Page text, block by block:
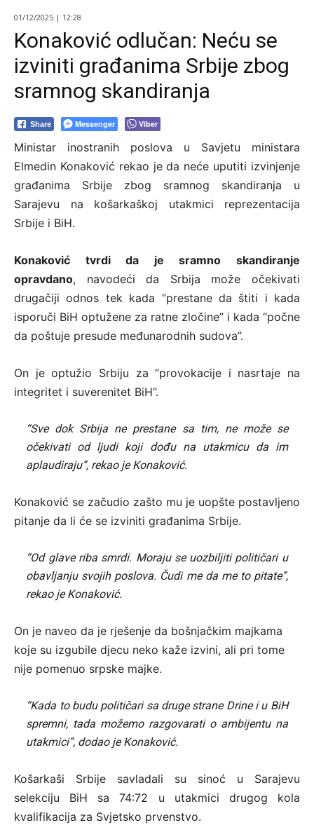
01/12/2025 | 12:28
Konaković odlučan: Neću se
izviniti građanima Srbije zbog
sramnog skandiranja
Share Messenger Viber
Ministar inostranih poslova u Savjetu ministara
Elmedin Konaković rekao je da neće uputiti izvinjenje
građanima Srbije zbog sramnog skandiranja u
Sarajevu na košarkaškoj utakmici reprezentacija
Srbije i BiH.
Konaković tvrdi da je sramno skandiranje
opravdano, navodeći da Srbija može očekivati
drugačiji odnos tek kada “prestane da štiti i kada
isporuči BiH optužene za ratne zločine” i kada “počne
da poštuje presude međunarodnih sudova”.
On je optužio Srbiju za “provokacije i nasrtaje na
integritet i suverenitet BiH”.
“Sve dok Srbija ne prestane sa tim, ne može se
očekivati od ljudi koji dođu na utakmicu da im
aplaudiraju”, rekao je Konaković.
Konaković se začudio zašto mu je uopšte postavljeno
pitanje da li će se izviniti građanima Srbije.
“Od glave riba smrdi. Moraju se uozbiljiti političari u
obavljanju svojih poslova. Čudi me da me to pitate”,
rekao je Konaković.
On je naveo da je rješenje da bošnjačkim majkama
koje su izgubile djecu neko kaže izvini, ali pri tome
nije pomenuo srpske majke.
“Kada to budu političari sa druge strane Drine i u BiH
spremni, tada možemo razgovarati o ambijentu na
utakmici”, dodao je Konaković.
Košarkaši Srbije savladali su sinoć u Sarajevu
selekciju BiH sa 74:72 u utakmici drugog kola
kvalifikacija za Svjetsko prvenstvo.